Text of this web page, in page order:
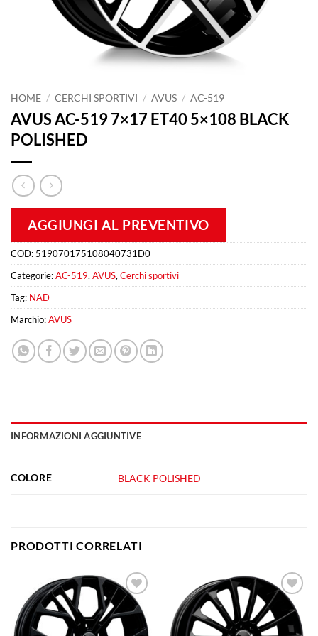
HOME / CERCHI SPORTIVI / AVUS / AC-519
AVUS AC-519 7×17 ET40 5×108 BLACK
POLISHED
AGGIUNGI AL PREVENTIVO
COD: 519070175108040731D0
Categorie:AC-519,AVUS,Cerchi sportivi
Tag: NAD
Marchio:AVUS
INFORMAZIONI AGGIUNTIVE
COLORE BLACK POLISHED
PRODOTTI CORRELATI
Aggiungi
alla lista
dei
desideri
Aggiungi
alla lista
dei
desideri